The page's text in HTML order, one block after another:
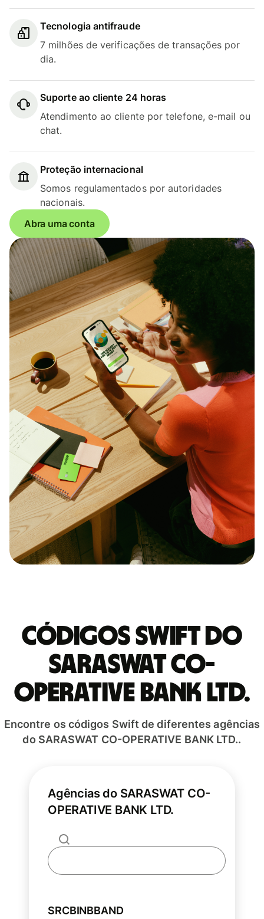
Tecnologia antifraude
7 milhões de verificações de transações por
dia.
Suporte ao cliente 24 horas
Atendimento ao cliente por telefone, e-mail ou
chat.
Proteção internacional
Somos regulamentados por autoridades
nacionais.
Abra uma conta
Códigos Swift do
SARASWAT CO-
OPERATIVE BANK LTD.
Encontre os códigos Swift de diferentes agências
do SARASWAT CO-OPERATIVE BANK LTD..
Agências do SARASWAT CO-
OPERATIVE BANK LTD.
SRCBINBBAND